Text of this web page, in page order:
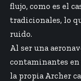
flujo, como es el
tradicionales, lo
ruido.
Al ser una
contaminantes en
la propia Archer